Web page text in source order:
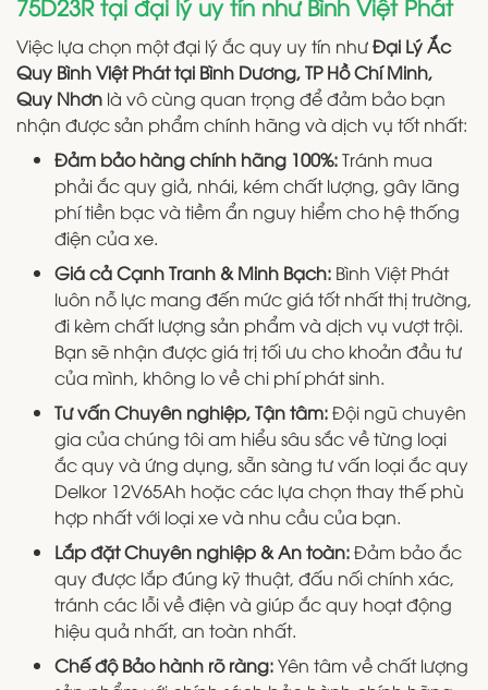
75D23R tại đại lý uy tín như Bình Việt Phát
Việc lựa chọn một đại lý ắc quy uy tín nhưĐại Lý Ắc
Quy Bình Việt Pháttại Bình Dương, TP Hồ Chí Minh,
Quy Nhơn là vô cùng quan trọng để đảm bảo bạn
nhận được sản phẩm chính hãng và dịch vụ tốt nhất:
Đảm bảo hàng chính hãng 100%:Tránh mua
phải ắc quy giả, nhái, kém chất lượng, gây lãng
phí tiền bạc và tiềm ẩn nguy hiểm cho hệ thống
điện của xe.
Giá cả Cạnh Tranh & Minh Bạch: Bình Việt Phát
luôn nỗ lực mang đến mức giá tốt nhất thị trường,
đi kèm chất lượng sản phẩm và dịch vụ vượt trội.
Bạn sẽ nhận được giá trị tối ưu cho khoản đầu tư
của mình, không lo về chi phí phát sinh.
Tư vấn Chuyên nghiệp, Tận tâm:Đội ngũ chuyên
gia của chúng tôi am hiểu sâu sắc về từng loại
ắc quy và ứng dụng, sẵn sàng tư vấn loại ắc quy
Delkor 12V65Ah hoặc các lựa chọn thay thế phù
hợp nhất với loại xe và nhu cầu của bạn.
Lắp đặt Chuyên nghiệp & An toàn:Đảm bảo ắc
quy được lắp đúng kỹ thuật, đấu nối chính xác,
tránh các lỗi về điện và giúp ắc quy hoạt động
hiệu quả nhất, an toàn nhất.
Chế độ Bảo hành rõ ràng:Yên tâm về chất lượng